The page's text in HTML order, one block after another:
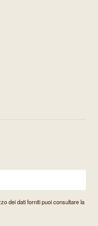
dei dati forniti puoi consultare la